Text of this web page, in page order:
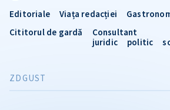
Editoriale
Viața redacției
Cititorul de gardă
Consultant
juridic
politic
ZDGUST